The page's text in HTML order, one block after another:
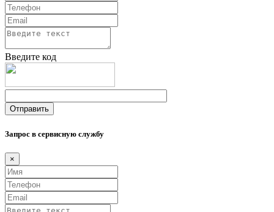
Введите код
Запрос в сервисную службу
×